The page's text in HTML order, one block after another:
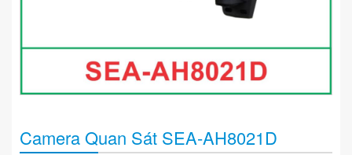
Camera Quan Sát SEA-AH8021D